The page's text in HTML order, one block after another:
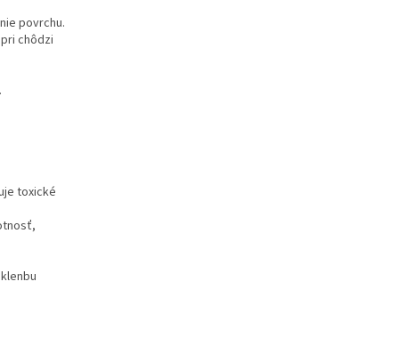
povrchu.
chôdzi
toxické